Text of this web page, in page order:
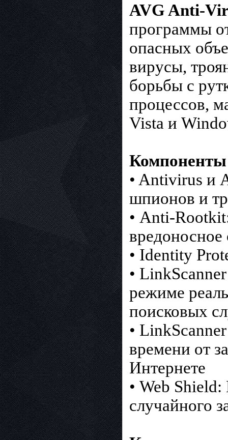
AVG Anti-
программы
опасных
вирусы,
борьбы с
процессов,
Vista и
Компоненты
• Antivirus и
шпионов и
• Anti-
• Identity
•
режиме
поисковых
•
времени от
Интернете
• Web
случайного